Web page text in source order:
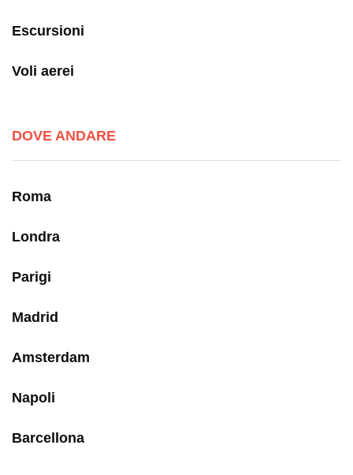
Escursioni
Voli aerei
DOVE ANDARE
Roma
Londra
Parigi
Madrid
Amsterdam
Napoli
Barcellona